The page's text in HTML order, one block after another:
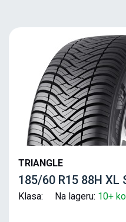
TRIANGLE
185/60 R15 88H XL
Klasa: Na lageru: 10+